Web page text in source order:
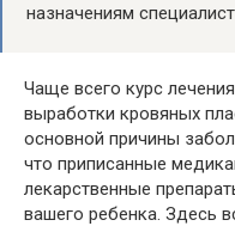
назначениям
Чаще всего курс
выработки кровяных
основной причины
что приписанные
лекарственные
вашего ребенка. Здесь